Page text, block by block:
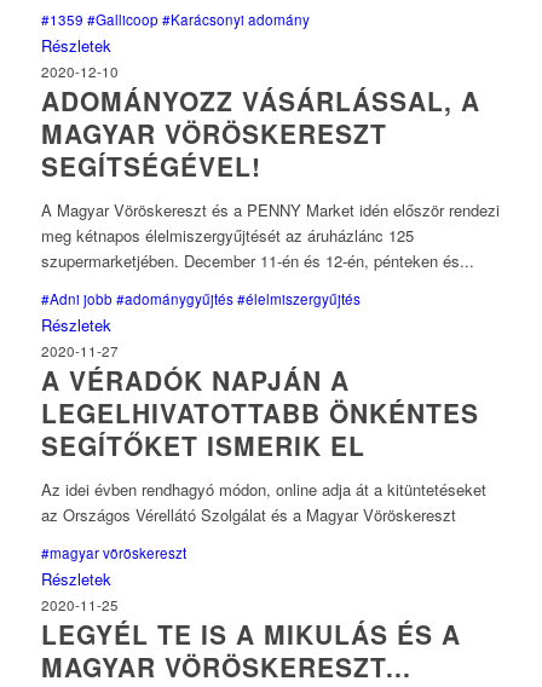
#1359 #Gallicoop #Karácsonyi adomány
Részletek
2020-12-10
ADOMÁNYOZZ VÁSÁRLÁSSAL, A
MAGYAR VÖRÖSKERESZT
SEGÍTSÉGÉVEL!
A Magyar Vöröskereszt és a PENNY Market idén először rendezi
meg kétnapos élelmiszergyűjtését az áruházlánc 125
szupermarketjében. December 11-én és 12-én, pénteken és...
#Adni jobb #adománygyűjtés #élelmiszergyűjtés
Részletek
2020-11-27
A VÉRADÓK NAPJÁN A
LEGELHIVATOTTABB ÖNKÉNTES
SEGÍTŐKET ISMERIK EL
Az idei évben rendhagyó módon, online adja át a kitüntetéseket
az Országos Vérellátó Szolgálat és a Magyar Vöröskereszt
#magyar vöröskereszt
Részletek
2020-11-25
LEGYÉL TE IS A MIKULÁS ÉS A
MAGYAR VÖRÖSKERESZT...